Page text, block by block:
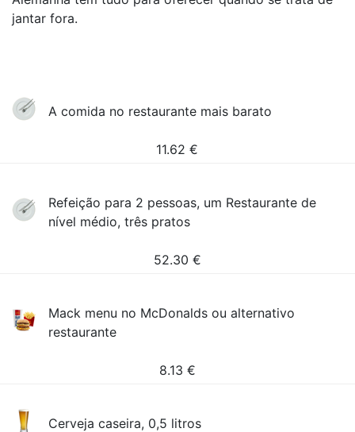
jantar fora.
A comida no restaurante mais barato
11.62 €
Refeição para 2 pessoas, um Restaurante de
nível médio, três pratos
52.30 €
Mack menu no McDonalds ou alternativo
restaurante
8.13 €
Cerveja caseira, 0,5 litros